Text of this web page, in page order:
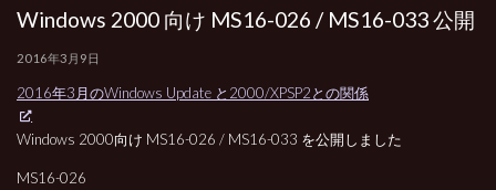
Windows 2000 向け MS16-026 / MS16-033 公開
2016年3月9日
2016年3月のWindows Update と2000/XPSP2との関係
Windows 2000向け MS16-026 / MS16-033 を公開しました
MS16-026